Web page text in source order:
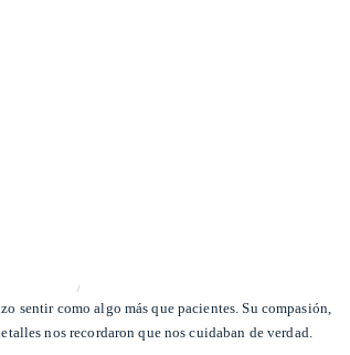
/
sentir como algo más que pacientes. Su compasión,
nos recordaron que nos cuidaban de verdad.